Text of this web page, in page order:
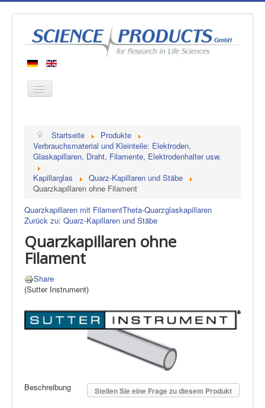
Produkte
Hersteller
Über uns
Startseite
Produkte
Verbrauchsmaterial und Kleinteile: Elektroden,
Glaskapillaren, Draht, Filamente, Elektrodenhalter usw.
Kapillarglas
Quarz-Kapillaren und Stäbe
Quarzkapillaren ohne Filament
Quarzkapillaren mit FilamentTheta-Quarzglaskapillaren
Zurück zu: Quarz-Kapillaren und Stäbe
Quarzkapillaren ohne
Filament
Share
(Sutter Instrument)
Stellen Sie eine Frage zu diesem Produkt
Beschreibung